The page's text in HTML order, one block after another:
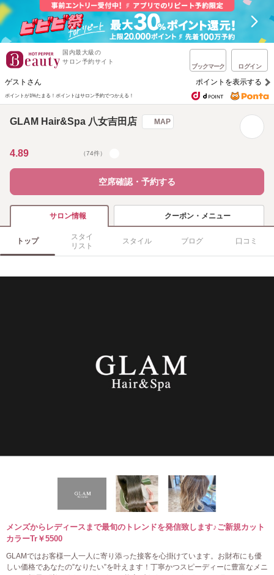
国内最大級の
サロン予約サイト
ブックマーク ログイン
ゲストさん ポイントを表示する
ポイントが1%たまる！ ポイントはサロン予約でつかえる！
GLAM Hair&Spa 八女吉田店 MAP
4.89 （74件）
空席確認・予約する
サロン情報 クーポン・メニュー
トップ
スタイ
リスト
スタイル ブログ 口コミ
メンズからレディースまで最旬のトレンドを発信致します♪ご新規カット
カラーTr￥5500
GLAMではお客様一人一人に寄り添った接客を心掛けています。お財布にも優
しい価格であなたの”なりたい”を叶えます！丁寧かつスピーディーに豊富なメニ